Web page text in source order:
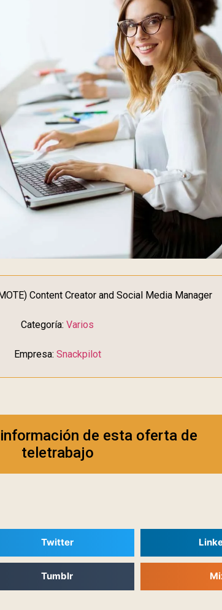
Content Creator and Social Media Manager
Categoría: Varios
Empresa: Snackpilot
de esta oferta de
teletrabajo
Twitter
Tumblr